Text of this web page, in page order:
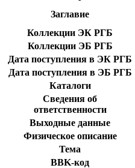
Заглавие
Коллекции ЭК РГБ
Коллекции ЭБ РГБ
Дата поступления в ЭК РГБ
Дата поступления в ЭБ РГБ
Каталоги
Сведения об
ответственности
Выходные данные
Физическое описание
Тема
BBK-код